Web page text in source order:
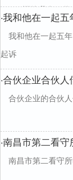
了，A还给我发了信
·我和他在一起五
我和他在一起五
起诉
·合伙企业合伙人
合伙企业的合伙
·南昌市第二看守
南昌市第二看守